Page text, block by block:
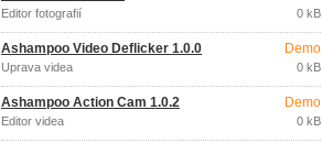
Editor fotografií 0 kB
Ashampoo Video Deflicker 1.0.0
Úprava videa
Demo
0 kB
Ashampoo Action Cam 1.0.2
Editor videa
Demo
0 kB